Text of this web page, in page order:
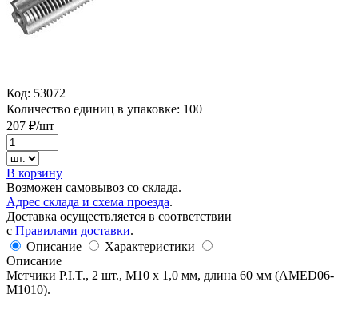
Код: 53072
Количество единиц в упаковке: 100
207 ₽/шт
В корзину
Возможен самовывоз со склада.
Адрес склада и схема проезда.
Доставка осуществляется в соответствии
с Правилами доставки.
Описание
Характеристики
Описание
Метчики P.I.T., 2 шт., M10 x 1,0 мм, длина 60 мм (AMED06-
M1010).